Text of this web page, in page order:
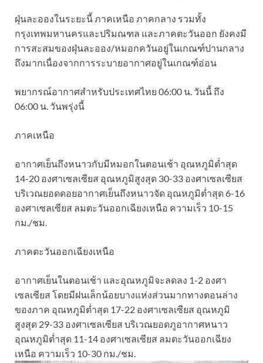
ฝุ่นละอองในระยะนี้ ภาคเหนือ ภาคกลาง รวมทั้ง
กรุงเทพมหานครและปริมณฑล และภาคตะวันออก ยังคงมี
การสะสมของฝุ่นละออง/หมอกควันอยู่ในเกณฑ์ปานกลาง
ถึงมากเนื่องจากการระบายอากาศอยู่ในเกณฑ์อ่อน
พยากรณ์อากาศสำหรับประเทศไทย 06:00 น. วันนี้ ถึง
06:00 น. วันพรุ่งนี้
ภาคเหนือ
อากาศเย็นถึงหนาวกับมีหมอกในตอนเช้า อุณหภูมิต่ำสุด
14-20 องศาเซลเซียส อุณหภูมิสูงสุด 30-33 องศาเซลเซียส
บริเวณยอดดอยอากาศเย็นถึงหนาวจัด อุณหภูมิต่ำสุด 6-16
องศาเซลเซียส ลมตะวันออกเฉียงเหนือ ความเร็ว 10-15
กม./ชม.
ภาคตะวันออกเฉียงเหนือ
อากาศเย็นในตอนเช้า และอุณหภูมิจะลดลง 1-2 องศา
เซลเซียส โดยมีฝนเล็กน้อยบางแห่งส่วนมากทางตอนล่าง
ของภาค อุณหภูมิต่ำสุด 17-22 องศาเซลเซียส อุณหภูมิ
สูงสุด 29-33 องศาเซลเซียส บริเวณยอดภูอากาศหนาว
อุณหภูมิต่ำสุด 11-14 องศาเซลเซียส ลมตะวันออกเฉียง
เหนือ ความเร็ว 10-30 กม./ชม.